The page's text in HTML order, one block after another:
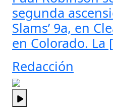
segunda
Slams’ 9a, en
en Colorado. La
Redacción